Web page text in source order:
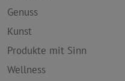
Genuss
Kunst
Produkte mit Sinn
Wellness